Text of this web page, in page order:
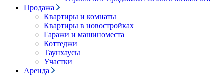
Продажа
Квартиры и комнаты
Квартиры в новостройках
Гаражи и машиноместа
Коттеджи
Таунхаусы
Участки
Аренда